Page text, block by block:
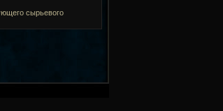
сырьевого